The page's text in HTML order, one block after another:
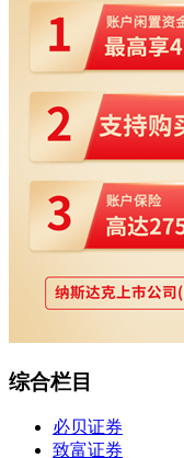
综合栏目
必贝证券
致富证券